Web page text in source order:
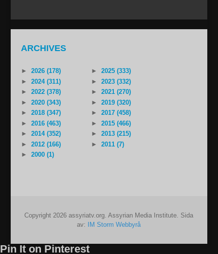
ARCHIVES
► 2026 (178) ►
2025 (333)
►
2024 (311) ►
2023 (332)
►
2022 (378) ►
2021 (270)
►
2020 (343) ►
2019 (320)
►
2018 (347) ►
2017 (458)
►
2016 (463) ►
2015 (466)
►
2014 (352) ►
2013 (215)
►
2012 (166) ►
2011 (7)
►
2000 (1)
Copyright 2026 assyriatv.org. Assyrian Media Institute. Sida
av:
IM Storm Webbyrå
Pin It on Pinterest